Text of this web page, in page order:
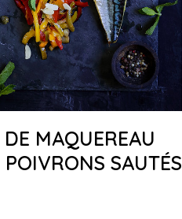
MAQUEREAU
SAUTÉS